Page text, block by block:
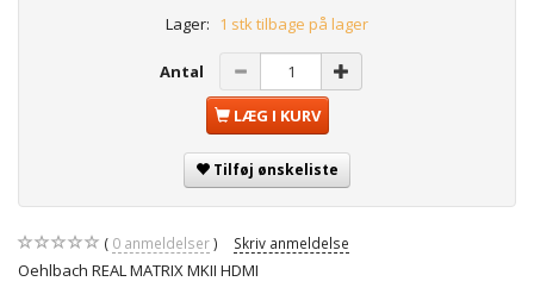
Lager: 1 stk tilbage på lager
Antal
LÆG I KURV
Tilføj ønskeliste
0 anmeldelser Skriv anmeldelse
Oehlbach REAL MATRIX MKII HDMI